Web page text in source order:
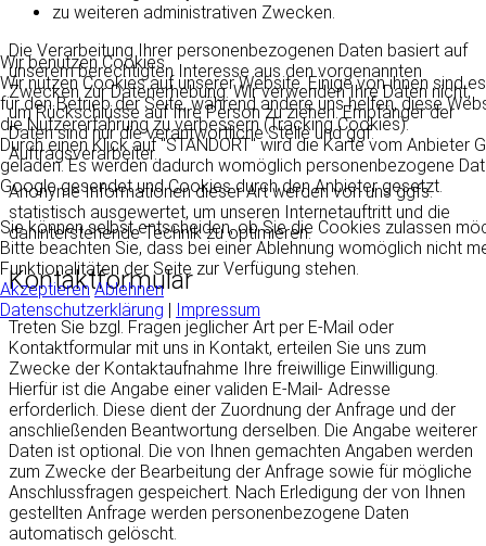
zu weiteren administrativen Zwecken.
Die Verarbeitung Ihrer personenbezogenen Daten basiert auf
unserem berechtigten Interesse aus den vorgenannten
Zwecken zur Datenerhebung. Wir verwenden Ihre Daten nicht,
um Rückschlüsse auf Ihre Person zu ziehen. Empfänger der
Daten sind nur die verantwortliche Stelle und ggf.
Auftragsverarbeiter.
Anonyme Informationen dieser Art werden von uns ggfs.
statistisch ausgewertet, um unseren Internetauftritt und die
dahinterstehende Technik zu optimieren.
Kontaktformular
Treten Sie bzgl. Fragen jeglicher Art per E-Mail oder
Kontaktformular mit uns in Kontakt, erteilen Sie uns zum
Zwecke der Kontaktaufnahme Ihre freiwillige Einwilligung.
Hierfür ist die Angabe einer validen E-Mail- Adresse
erforderlich. Diese dient der Zuordnung der Anfrage und der
anschließenden Beantwortung derselben. Die Angabe weiterer
Daten ist optional. Die von Ihnen gemachten Angaben werden
zum Zwecke der Bearbeitung der Anfrage sowie für mögliche
Anschlussfragen gespeichert. Nach Erledigung der von Ihnen
gestellten Anfrage werden personenbezogene Daten
automatisch gelöscht.
Wir benutzen Cookies
Wir nutzen Cookies auf unserer Website. Einige von ihnen sind
für den Betrieb der Seite, während andere uns helfen, diese
die Nutzererfahrung zu verbessern (Tracking Cookies).
Durch einen Klick auf "STANDORT" wird die Karte vom Anbieter
geladen. Es werden dadurch womöglich personenbezogene
Google gesendet und Cookies durch den Anbieter gesetzt.
Sie können selbst entscheiden, ob Sie die Cookies zulassen
Bitte beachten Sie, dass bei einer Ablehnung womöglich nicht
Funktionalitäten der Seite zur Verfügung stehen.
Akzeptieren Ablehnen
Datenschutzerklärung | Impressum